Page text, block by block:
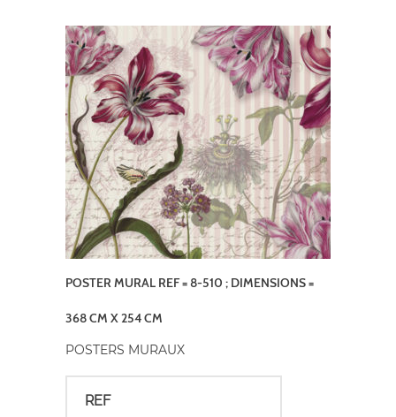
POSTER MURAL REF = 8-510 ; DIMENSIONS =
368 CM X 254 CM
POSTERS MURAUX
REF